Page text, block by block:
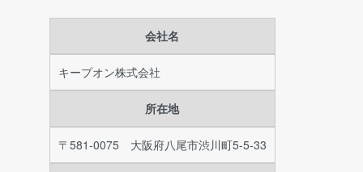
会社名
キープオン株式会社
所在地
〒581-0075 大阪府八尾市渋川町5-5-33